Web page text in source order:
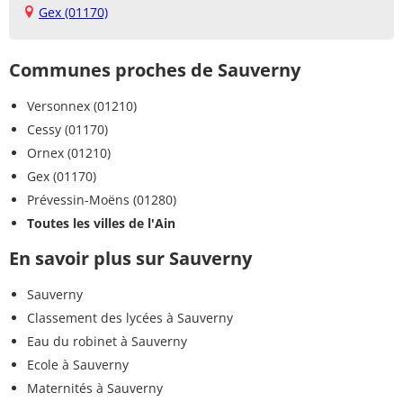
Gex (01170)
Communes proches de Sauverny
Versonnex (01210)
Cessy (01170)
Ornex (01210)
Gex (01170)
Prévessin-Moëns (01280)
Toutes les villes de l'Ain
En savoir plus sur Sauverny
Sauverny
Classement des lycées à Sauverny
Eau du robinet à Sauverny
Ecole à Sauverny
Maternités à Sauverny